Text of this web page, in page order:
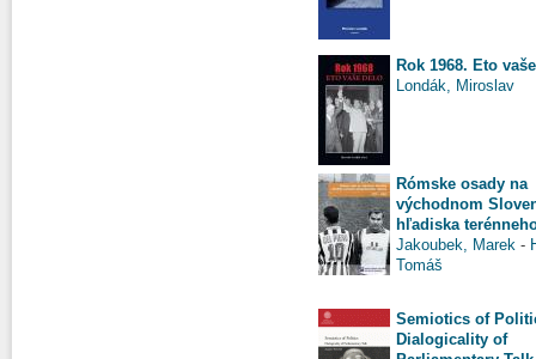
Rok 1968. Eto
Londák, Miroslav
Rómske osady na
východnom
hľadiska
Jakoubek, Marek -
Tomáš
Semiotics of
Dialogicality of